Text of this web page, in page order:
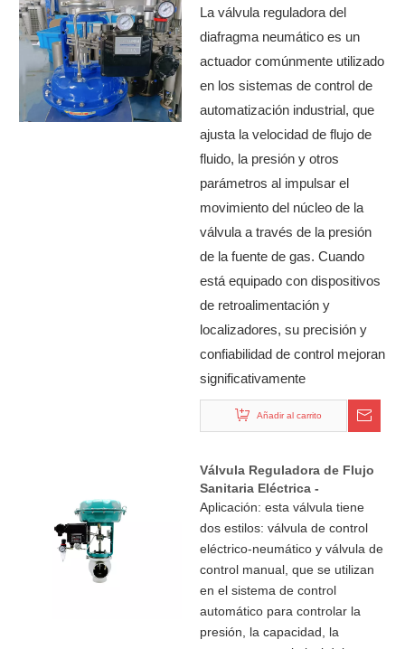
electroneumático TC sanitario
posicionador
La válvula reguladora del
diafragma neumático es un
actuador comúnmente utilizado
en los sistemas de control de
automatización industrial, que
ajusta la velocidad de flujo de
fluido, la presión y otros
parámetros al impulsar el
movimiento del núcleo de la
válvula a través de la presión
de la fuente de gas. Cuando
está equipado con dispositivos
de retroalimentación y
localizadores, su precisión y
confiabilidad de control mejoran
significativamente
Añadir al carrito
Válvula Reguladora de Flujo
Sanitaria Eléctrica -
Neumática de Acero
Inoxidable
Aplicación: esta válvula tiene
dos estilos: válvula de control
eléctrico-neumático y válvula de
control manual, que se utilizan
en el sistema de control
automático para controlar la
presión, la capacidad, la